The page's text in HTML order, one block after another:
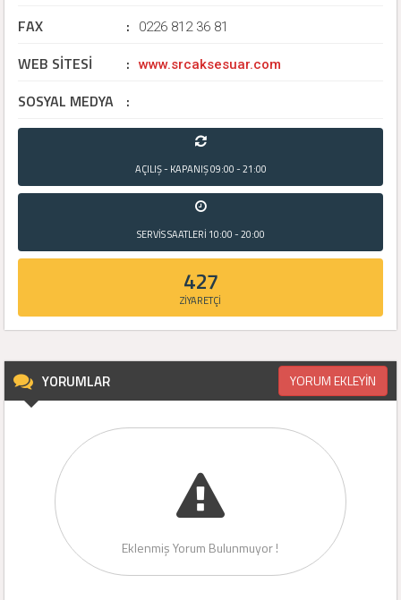
FAX : 0226 812 36 81
WEB SİTESİ : www.srcaksesuar.com
SOSYAL MEDYA :
AÇILIŞ - KAPANIŞ09:00 - 21:00
SERVİS SAATLERİ 10:00 - 20:00
427
ZİYARETÇİ
YORUMLAR YORUM EKLEYİN
Eklenmiş Yorum Bulunmuyor !